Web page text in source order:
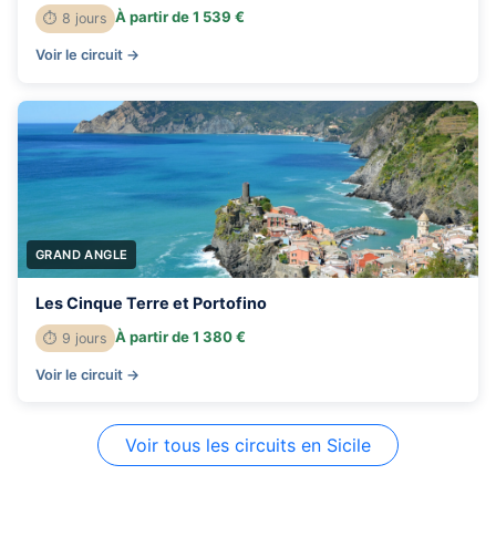
⏱ 8 jours À partir de 1 539 €
Voir le circuit →
GRAND ANGLE
Les Cinque Terre et Portofino
⏱ 9 jours À partir de 1 380 €
Voir le circuit →
Voir tous les circuits en Sicile